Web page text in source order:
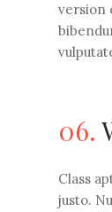
version
06.
Class
justo.